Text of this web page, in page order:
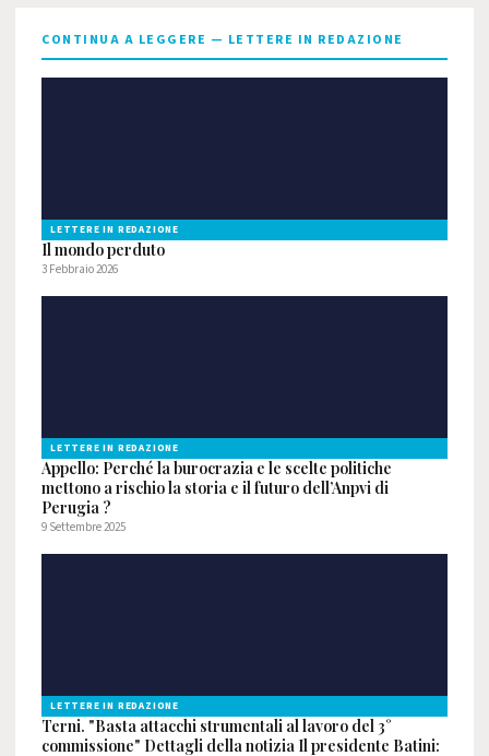
CONTINUA A LEGGERE — LETTERE IN REDAZIONE
LETTERE IN REDAZIONE
Il mondo perduto
3 Febbraio 2026
LETTERE IN REDAZIONE
Appello: Perché la burocrazia e le scelte politiche
mettono a rischio la storia e il futuro dell’Anpvi di
Perugia ?
9 Settembre 2025
LETTERE IN REDAZIONE
Terni. "Basta attacchi strumentali al lavoro del 3°
commissione" Dettagli della notizia Il presidente Batini: